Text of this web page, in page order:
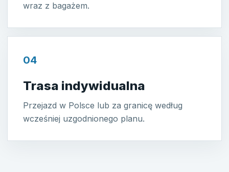
wraz z bagażem.
04
Trasa indywidualna
Przejazd w Polsce lub za granicę według
wcześniej uzgodnionego planu.